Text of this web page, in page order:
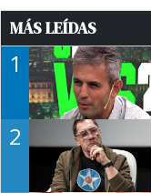
MÁS LEÍDAS
1
2